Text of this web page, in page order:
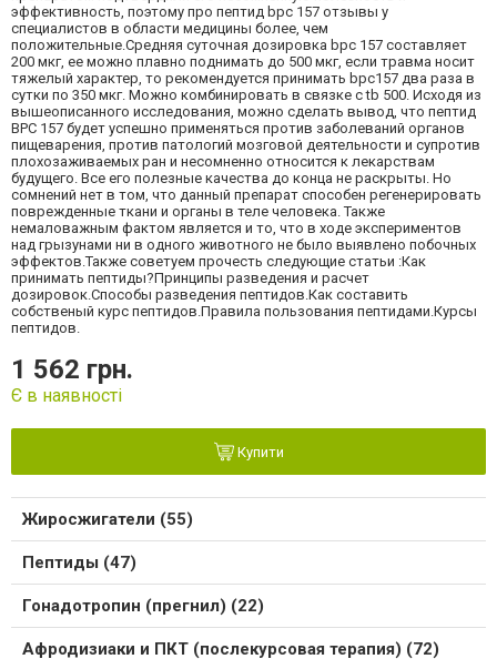
эффективность, поэтому про пептид bpc 157 отзывы у
специалистов в области медицины более, чем
положительные.Средняя суточная дозировка bpc 157 составляет
200 мкг, ее можно плавно поднимать до 500 мкг, если травма носит
тяжелый характер, то рекомендуется принимать bpc157 два раза в
сутки по 350 мкг. Можно комбинировать в связке с tb 500. Исходя из
вышеописанного исследования, можно сделать вывод, что пептид
BPC 157 будет успешно применяться против заболеваний органов
пищеварения, против патологий мозговой деятельности и супротив
плохозаживаемых ран и несомненно относится к лекарствам
будущего. Все его полезные качества до конца не раскрыты. Но
сомнений нет в том, что данный препарат способен регенерировать
поврежденные ткани и органы в теле человека. Также
немаловажным фактом является и то, что в ходе экспериментов
над грызунами ни в одного животного не было выявлено побочных
эффектов.Также советуем прочесть следующие статьи :Как
принимать пептиды?Принципы разведения и расчет
дозировок.Способы разведения пептидов.Как составить
собственый курс пептидов.Правила пользования пептидами.Курсы
пептидов.
1 562 грн.
Є в наявності
Купити
Жиросжигатели (55)
Пептиды (47)
Гонадотропин (прегнил) (22)
Афродизиаки и ПКТ (послекурсовая терапия) (72)